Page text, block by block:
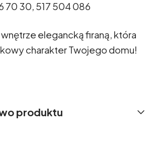
70 30, 517 504 086
elegancką firaną, która
charakter Twojego domu!
produktu